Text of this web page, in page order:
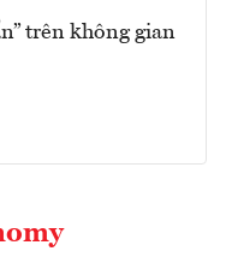
trên không gian